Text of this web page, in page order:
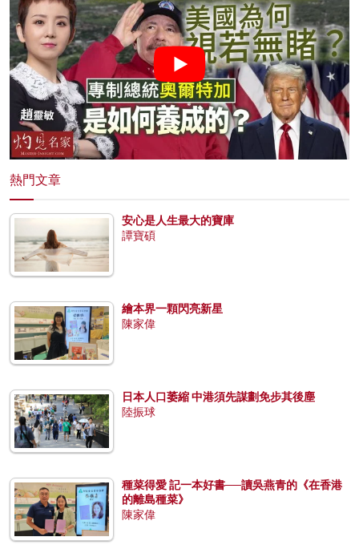
熱門文章
安心是人生最大的寶庫
譚寶碩
繪本界一顆閃亮新星
陳家偉
日本人口萎縮 中港須先謀劃免步其後塵
陸振球
種菜得愛 記一本好書──讀吳燕青的《在香港
的離島種菜》
陳家偉